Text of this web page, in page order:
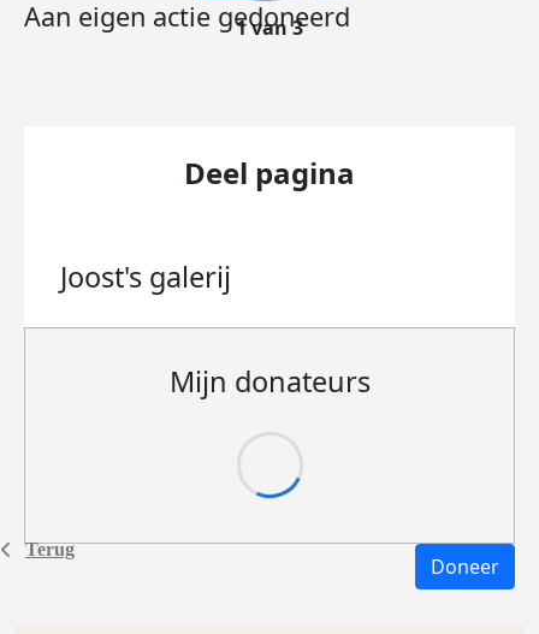
Terug
Aan eigen actie gedoneerd
1 van 3
Deel pagina
Joost's galerij
Mijn donateurs
Doneer